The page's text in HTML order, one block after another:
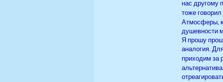
нас другому
тоже
Атмосферы,
душевности
Я прошу
аналогия.
приходим за